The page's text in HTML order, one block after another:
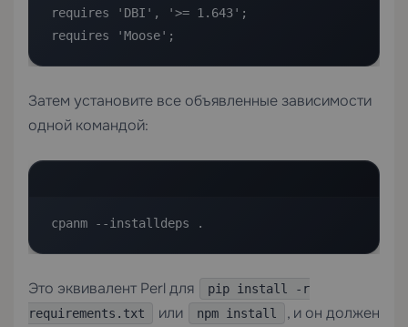
requires 'DBI', '>= 1.643';
requires 'Moose';
Затем установите все объявленные зависимости
одной командой:
cpanm --installdeps .
Это эквивалент Perl для
pip install -r
requirements.txt
или npm install
, и он должен